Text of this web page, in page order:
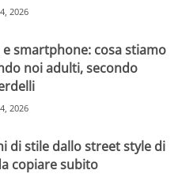
2026
e smartphone: cosa stiamo
noi adulti, secondo
2026
di stile dallo street style di
copiare subito